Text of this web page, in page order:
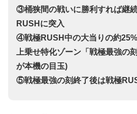
③桶狭間の戦いに勝利すれば継
RUSHに突入
④戦極RUSH中の大当りの約
上乗せ特化ゾーン「戦極最強の
が本機の目玉)
⑤戦極最強の刻終了後は戦極